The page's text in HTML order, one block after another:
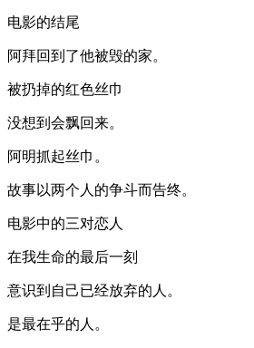
电影的结尾
阿拜回到了他被毁的家。
被扔掉的红色丝巾
没想到会飘回来。
阿明抓起丝巾。
故事以两个人的争斗而告终。
电影中的三对恋人
在我生命的最后一刻
意识到自己已经放弃的人。
是最在乎的人。